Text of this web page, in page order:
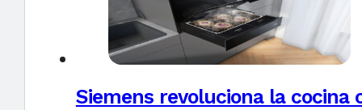
Siemens revoluciona la